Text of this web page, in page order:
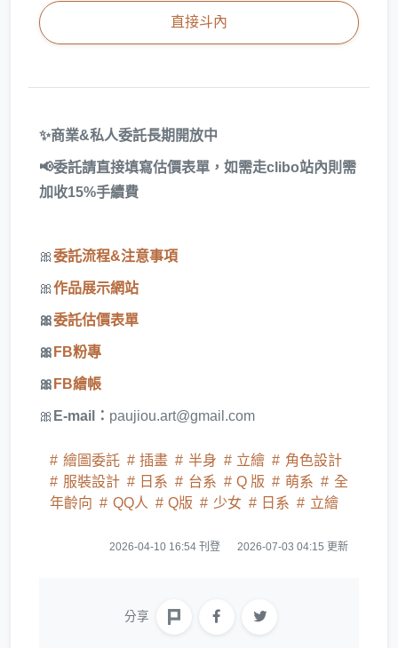
直接斗內
✨商業&私人委託長期開放中
📢委託請直接填寫估價表單，如需走clibo站內則需
加收15%手續費
🎀委託流程&注意事項
🎀作品展示網站
🎀委託估價表單
🎀 FB粉專
🎀 FB繪帳
🎀 E-mail： paujiou.art@gmail.com
繪圖委託 插畫 半身 立繪
角色設計
服裝設計
日系 台系 Q 版 萌系
全
年齡向
QQ人 Q版 少女 日系 立繪
2026-04-10 16:54 刊登 2026-07-03 04:15 更新
分享